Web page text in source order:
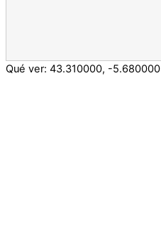
Qué ver: 43.310000, -5.680000